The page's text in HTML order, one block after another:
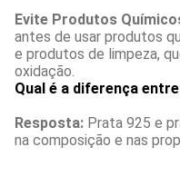
Evite Produtos
antes de usar produtos
e produtos de limpeza,
oxidação.
Qual é a diferença
Resposta: Prata 925 e
na composição e nas